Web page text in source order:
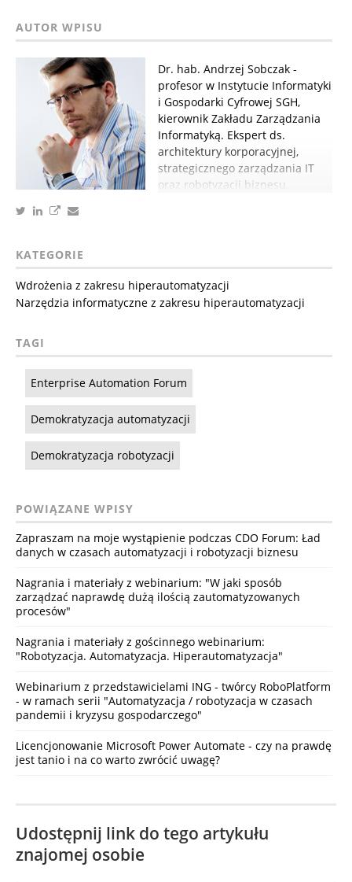
Dr. hab. Andrzej Sobczak -
profesor w Instytucie Informatyki
i Gospodarki Cyfrowej SGH,
kierownik Zakładu Zarządzania
Informatyką. Ekspert ds.
architektury korporacyjnej,
strategicznego zarządzania IT
oraz robotyzacji biznesu.
KATEGORIE
Wdrożenia z zakresu hiperautomatyzacji
Narzędzia informatyczne z zakresu hiperautomatyzacji
TAGI
Enterprise Automation Forum
Demokratyzacja automatyzacji
Demokratyzacja robotyzacji
POWIĄZANE WPISY
Zapraszam na moje wystąpienie podczas CDO Forum: Ład
danych w czasach automatyzacji i robotyzacji biznesu
Nagrania i materiały z webinarium: "W jaki sposób
zarządzać naprawdę dużą ilością zautomatyzowanych
procesów"
Nagrania i materiały z gościnnego webinarium:
"Robotyzacja. Automatyzacja. Hiperautomatyzacja"
Webinarium z przedstawicielami ING - twórcy RoboPlatform
- w ramach serii "Automatyzacja / robotyzacja w czasach
pandemii i kryzysu gospodarczego"
Licencjonowanie Microsoft Power Automate - czy na prawdę
jest tanio i na co warto zwrócić uwagę?
Udostępnij link do tego artykułu
znajomej osobie